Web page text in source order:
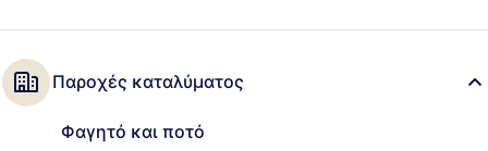
Παροχές καταλύματος
Φαγητό και ποτό